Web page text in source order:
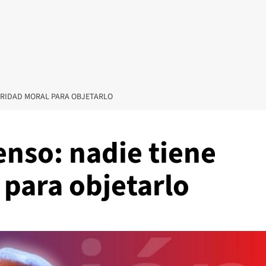
MORAL PARA OBJETARLO
nadie tiene
objetarlo